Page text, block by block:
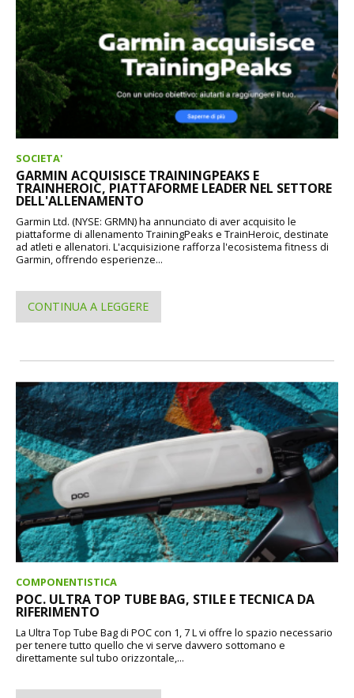
SOCIETA'
GARMIN ACQUISISCE TRAININGPEAKS E
TRAINHEROIC, PIATTAFORME LEADER NEL SETTORE
DELL'ALLENAMENTO
Garmin Ltd. (NYSE: GRMN) ha annunciato di aver acquisito le
piattaforme di allenamento TrainingPeaks e TrainHeroic, destinate
ad atleti e allenatori. L'acquisizione rafforza l'ecosistema fitness di
Garmin, offrendo esperienze...
CONTINUA A LEGGERE
COMPONENTISTICA
POC. ULTRA TOP TUBE BAG, STILE E TECNICA DA
RIFERIMENTO
La Ultra Top Tube Bag di POC con 1, 7 L vi offre lo spazio necessario
per tenere tutto quello che vi serve davvero sottomano e
direttamente sul tubo orizzontale,...